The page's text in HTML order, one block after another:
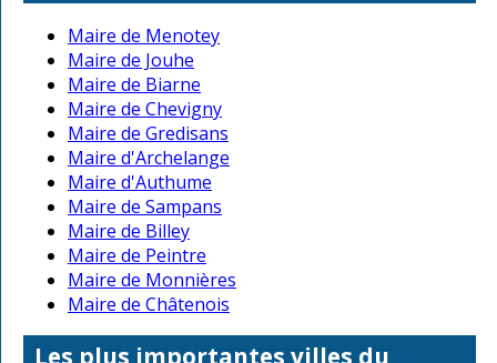
Maire de Menotey
Maire de Jouhe
Maire de Biarne
Maire de Chevigny
Maire de Gredisans
Maire d'Archelange
Maire d'Authume
Maire de Sampans
Maire de Billey
Maire de Peintre
Maire de Monnières
Maire de Châtenois
Les plus importantes villes du